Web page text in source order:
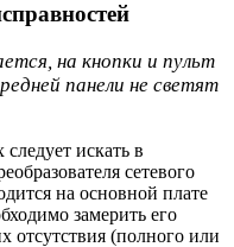
на кнопки и пульт
панели не светят
искать в
сетевого
на основной плате
замерить его
отсутствия (полного или